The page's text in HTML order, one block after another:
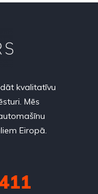
kvalitatīvu
Mēs
Eiropā.